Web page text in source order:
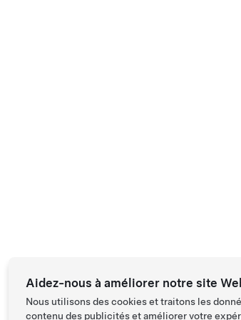
Aidez-nous à améliorer notre site
Nous utilisons des cookies et traitons les
contenu des publicités et améliorer votre